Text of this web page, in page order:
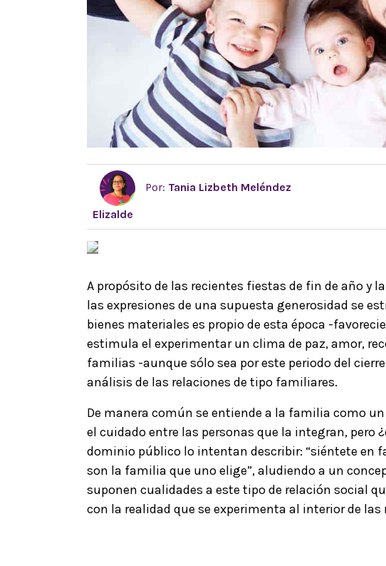
Por: Tania Lizbeth Meléndez
Elizalde
A propósito de las recientes fiestas de fin de año y
las expresiones de una supuesta generosidad se
bienes materiales es propio de esta época -
estimula el experimentar un clima de paz, amor,
familias -aunque sólo sea por este periodo del
análisis de las relaciones de tipo familiares.
De manera común se entiende a la familia como
el cuidado entre las personas que la integran, pero
dominio público lo intentan describir: “siéntete en
son la familia que uno elige”, aludiendo a un
suponen cualidades a este tipo de relación social
con la realidad que se experimenta al interior de las